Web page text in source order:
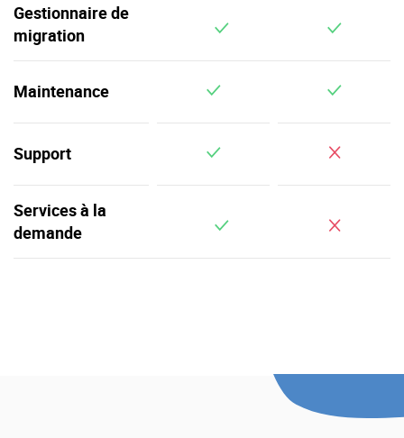
Gestionnaire de
migration
Maintenance
Support
Services à la
demande